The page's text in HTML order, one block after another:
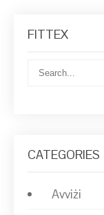
FITTEX
CATEGORIES
Avviżi